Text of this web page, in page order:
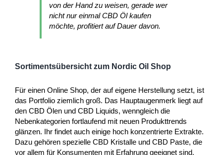
von der Hand zu weisen, gerade wer
nicht nur einmal CBD Öl kaufen
möchte, profitiert auf Dauer davon.
Sortimentsübersicht zum Nordic Oil Shop
Für einen Online Shop, der auf eigene Herstellung setzt, ist
das Portfolio ziemlich groß. Das Hauptaugenmerk liegt auf
den CBD Ölen und CBD Liquids, wenngleich die
Nebenkategorien fortlaufend mit neuen Produkttrends
glänzen. Ihr findet auch einige hoch konzentrierte Extrakte.
Dazu gehören spezielle CBD Kristalle und CBD Paste, die
vor allem für Konsumenten mit Erfahrung geeignet sind.